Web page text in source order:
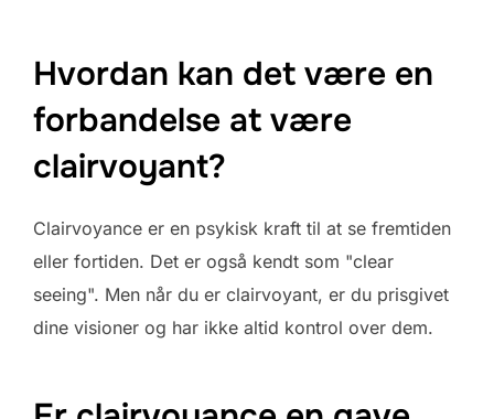
Hvordan kan det være en
forbandelse at være
clairvoyant?
Clairvoyance er en psykisk kraft til at se fremtiden
eller fortiden. Det er også kendt som "clear
seeing". Men når du er clairvoyant, er du prisgivet
dine visioner og har ikke altid kontrol over dem.